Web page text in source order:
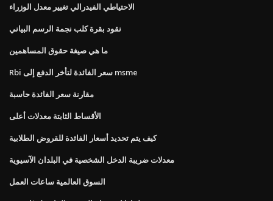
الاحتياطي الفيدرالي تغيير معدل الوزراء
نقود بقرة كلب نجمة الرسم البياني
ما هي صيغة حقوق المساهمين
Rbi سعر الفائدة لتأخر الدفع إلى msme
مقارنة سعر الفائدة حاسبة
الأقساط الثابتة معدلات أعلى
كيف يتم تحديد أسعار الفائدة للقروض الطلابية
معدلات ضريبة الدخل الشخصية في البلدان الآسيوية
السوق العالمية ساعات العمل